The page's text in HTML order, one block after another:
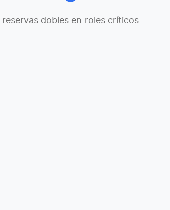
reservas dobles en roles críticos